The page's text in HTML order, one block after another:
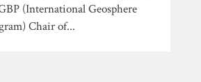
(International Geosphere
Chair of...